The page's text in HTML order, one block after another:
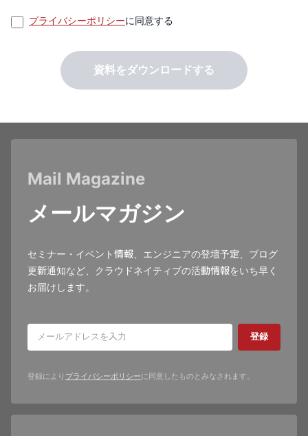
プライバシーポリシーに同意する
資料をダウンロードする
Mail Magazine
メールマガジン
セミナー・イベント情報、エンジニアの登壇予定、ブログ
更新通知など、クラウドネイティブの活動情報をいち早く
お届けします。
登録
登録により プライバシーポリシーに同意したものとみなされます。